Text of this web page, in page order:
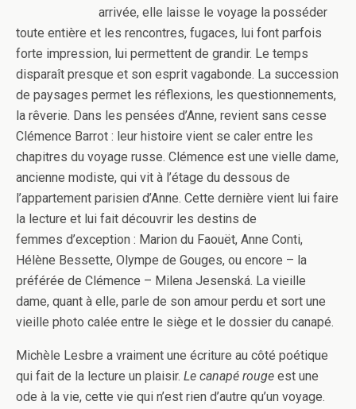
arrivée, elle laisse le voyage la posséder
toute entière et les rencontres, fugaces, lui font parfois
forte impression, lui permettent de grandir. Le temps
disparaît presque et son esprit vagabonde. La succession
de paysages permet les réflexions, les questionnements,
la rêverie. Dans les pensées d’Anne, revient sans cesse
Clémence Barrot : leur histoire vient se caler entre les
chapitres du voyage russe. Clémence est une vielle dame,
ancienne modiste, qui vit à l’étage du dessous de
l’appartement parisien d’Anne. Cette dernière vient lui faire
la lecture et lui fait découvrir les destins de
femmes d’exception : Marion du Faouët, Anne Conti,
Hélène Bessette, Olympe de Gouges, ou encore – la
préférée de Clémence – Milena Jesenská. La vieille
dame, quant à elle, parle de son amour perdu et sort une
vieille photo calée entre le siège et le dossier du canapé.
Michèle Lesbre a vraiment une écriture au côté poétique
qui fait de la lecture un plaisir. Le canapé rouge est une
ode à la vie, cette vie qui n’est rien d’autre qu’un voyage.